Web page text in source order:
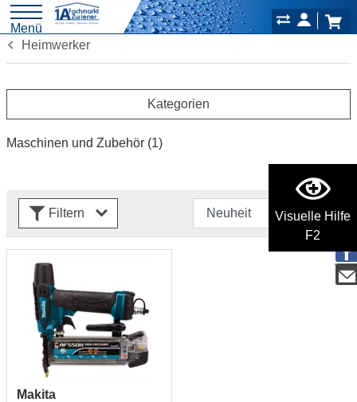
Visuelle Hilfe
F2
Menü
Heimwerker
Kategorien
Maschinen und Zubehör (1)
Filtern
Makita